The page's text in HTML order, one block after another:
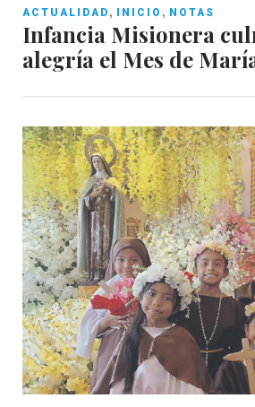
ACTUALIDAD , INICIO , NOTAS
Infancia Misionera
alegría el Mes de